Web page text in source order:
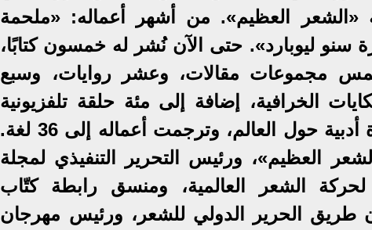
«الشعر العظيم». من أشهر أعماله: «ملحمة
سنو ليوبارد». حتى الآن نُشر له خمسون كتابًا،
مجموعات مقالات، وعشر روايات، وسبع
الخرافية، إضافة إلى مئة حلقة تلفزيونية
وأفلام. حصل على أكثر من مئة جائزة أدبية حول العالم، وترجمت أعماله إلى 36 لغة.
العظيم»، ورئيس التحرير التنفيذي لمجلة
الشعر العالمية، ومنسق رابطة كتّاب
طريق الحرير الدولي للشعر، ورئيس مهرجان